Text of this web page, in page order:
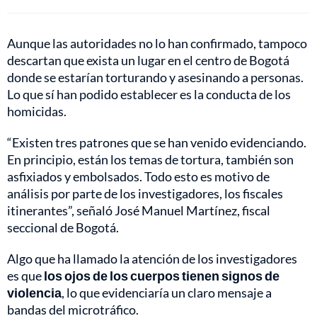
Aunque las autoridades no lo han confirmado, tampoco
descartan que exista un lugar en el centro de Bogotá
donde se estarían torturando y asesinando a personas.
Lo que sí han podido establecer es la conducta de los
homicidas.
“Existen tres patrones que se han venido evidenciando.
En principio, están los temas de tortura, también son
asfixiados y embolsados. Todo esto es motivo de
análisis por parte de los investigadores, los fiscales
itinerantes”, señaló José Manuel Martínez, fiscal
seccional de Bogotá.
Algo que ha llamado la atención de los investigadores
es quelos ojos de los cuerpos tienen signos de
violencia, lo que evidenciaría un claro mensaje a
bandas del microtráfico.